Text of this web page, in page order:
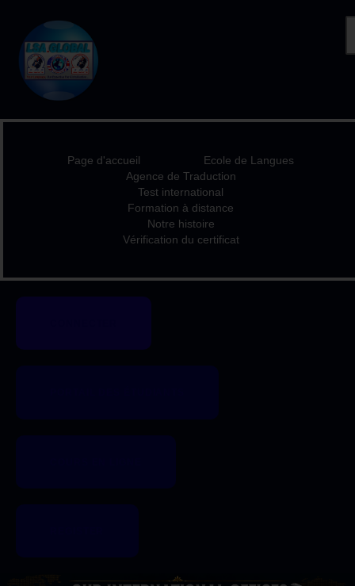
Page d'accueil
Ecole de Langues
Agence de Traduction
Test international
Formation à distance
Notre histoire
Vérification du certificat
PAGE D'ACCUEIL
ECOLE DE LANGUES
TRADUCTION
TEST INTERNATIONAL
FORMATION À
DISTANCE
VÉRIFICATION DU